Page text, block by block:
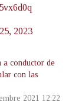
2023
conductor de
con las
2021 12:22